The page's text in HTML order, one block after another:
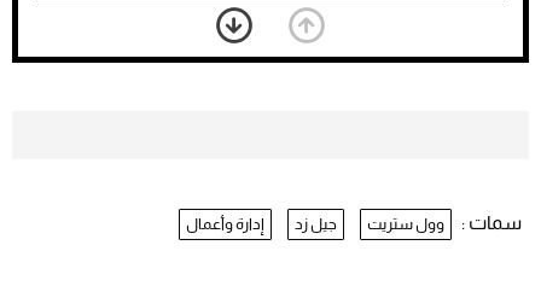
بعد 7 أشهر من تعرضه لحادث مروع.. جوشوا
يفوز على برينغا بـ"الضربة القاضية" (فيديو)
سمات : وول ستريت جيل زد إدارة وأعمال